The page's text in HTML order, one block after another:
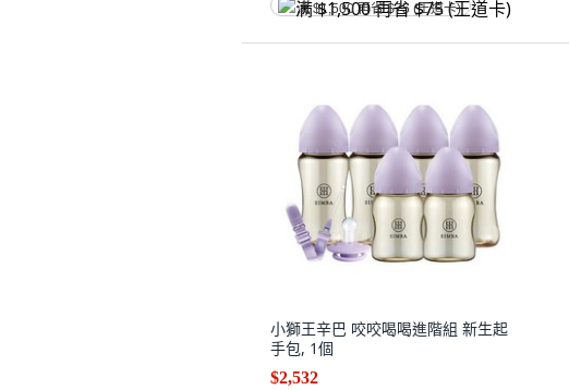
满 $1,500 再省 $75 (王道卡)
小獅王辛巴 咬咬喝喝進階組 新生起
手包, 1個
$2,532